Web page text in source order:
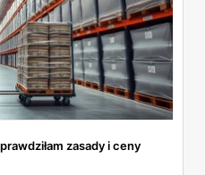
zasady i ceny